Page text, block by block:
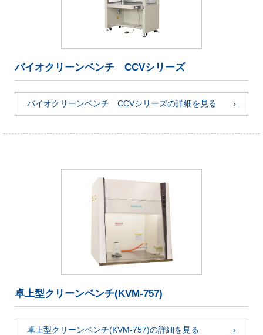
バイオクリーンベンチ CCVシリーズ
バイオクリーンベンチ CCVシリーズの詳細を見る
卓上型クリーンベンチ(KVM-757)
卓上型クリーンベンチ(KVM-757)の詳細を見る